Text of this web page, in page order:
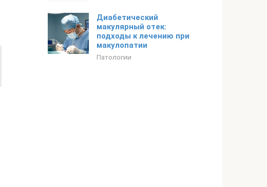
Диабетический
макулярный отек:
подходы к лечению при
макулопатии
Патологии